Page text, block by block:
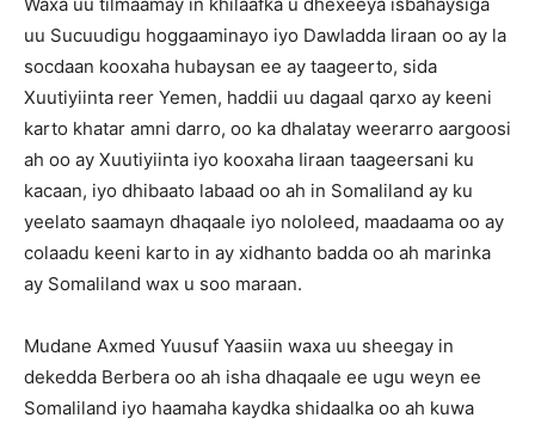
uu Sucuudigu hoggaaminayo iyo Dawladda Iiraan oo ay la
socdaan kooxaha hubaysan ee ay taageerto, sida
Xuutiyiinta reer Yemen, haddii uu dagaal qarxo ay keeni
karto khatar amni darro, oo ka dhalatay weerarro aargoosi
ah oo ay Xuutiyiinta iyo kooxaha Iiraan taageersani ku
kacaan, iyo dhibaato labaad oo ah in Somaliland ay ku
yeelato saamayn dhaqaale iyo nololeed, maadaama oo ay
colaadu keeni karto in ay xidhanto badda oo ah marinka
ay Somaliland wax u soo maraan.
Mudane Axmed Yuusuf Yaasiin waxa uu sheegay in
dekedda Berbera oo ah isha dhaqaale ee ugu weyn ee
Somaliland iyo haamaha kaydka shidaalka oo ah kuwa